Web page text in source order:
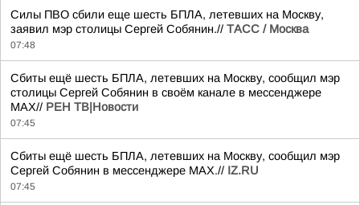
Силы ПВО сбили еще шесть БПЛА, летевших на Москву,
заявил мэр столицы Сергей Собянин.// ТАСС / Москва
07:48
Сбиты ещё шесть БПЛА, летевших на Москву, сообщил мэр
столицы Сергей Собянин в своём канале в мессенджере
МАХ// РЕН ТВ|Новости
07:45
Сбиты ещё шесть БПЛА, летевших на Москву, сообщил мэр
Сергей Собянин в мессенджере MAX.// IZ.RU
07:45